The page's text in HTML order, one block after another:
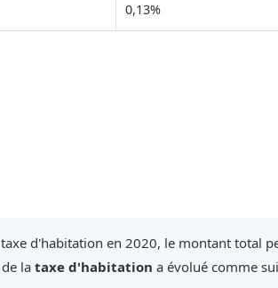
0,13%
d'habitation en 2020, le montant total
la taxe d'habitation a évolué comme